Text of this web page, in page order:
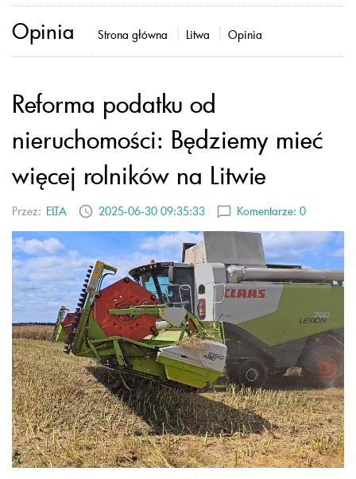
Opinia Strona główna Litwa Opinia
Reforma podatku od
nieruchomości: Będziemy mieć
więcej rolników na Litwie
Przez: ELTA 2025-06-30 09:35:33 Komentarze: 0